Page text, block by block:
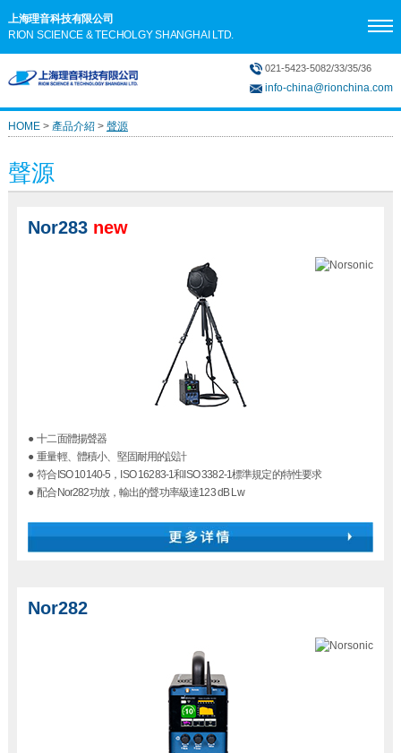
上海理音科技有限公司
RION SCIENCE & TECHOLGY SHANGHAI LTD.
021-5423-5082/33/35/36
info-china@rionchina.com
HOME> 產品介紹> 聲源
聲源
Nor283 new
● 十二面體揚聲器
● 重量輕、體積小、堅固耐用的設計
● 符合ISO 10140-5，ISO 16283-1和ISO 3382-1標準規定的特性要求
● 配合Nor282功放，輸出的聲功率級達123 dB Lw
Nor282